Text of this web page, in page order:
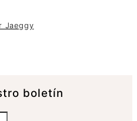
Jaeggy
boletín